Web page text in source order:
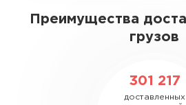
Преимущества
грузов
301 217
доставленных